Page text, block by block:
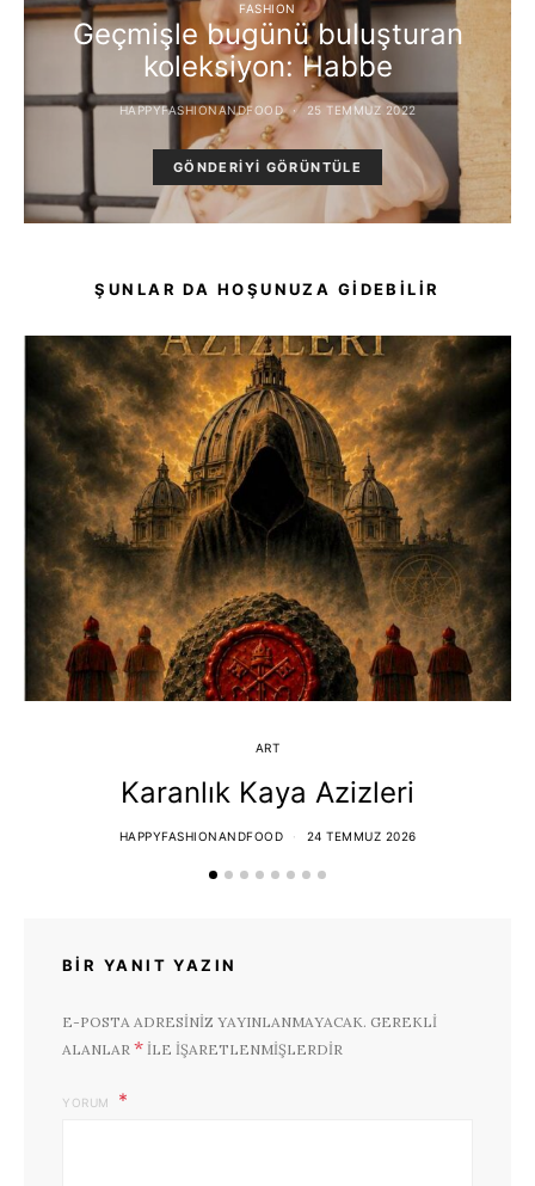
FASHION
Geçmişle bugünü buluşturan
koleksiyon: Habbe
HAPPYFASHIONANDFOOD 25 TEMMUZ 2022
GÖNDERIYI GÖRÜNTÜLE
ŞUNLAR DA HOŞUNUZA GIDEBILIR
ART
Karanlık Kaya Azizleri
HAPPYFASHIONANDFOOD 24 TEMMUZ 2026
BIR YANIT YAZIN
E-POSTA ADRESINIZ YAYINLANMAYACAK. GEREKLI
ALANLAR * ILE IŞARETLENMIŞLERDIR
YORUM